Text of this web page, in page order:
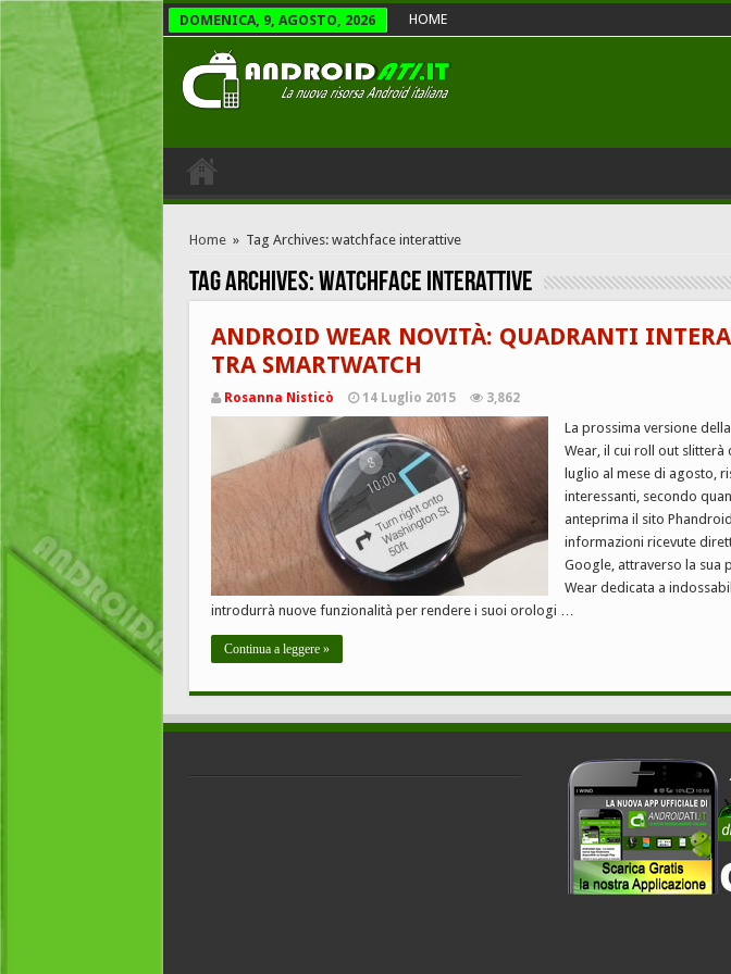
DOMENICA, 9, AGOSTO, 2026 HOME
Home » Tag Archives: watchface interattive
Tag Archives:watchface interattive
ANDROID WEAR NOVITÀ: QUADRANTI
TRA SMARTWATCH
Rosanna Nisticò 14 Luglio 2015 3,862
La prossima versione
Wear, il cui roll out slitterà
luglio al mese di agosto,
interessanti, secondo
anteprima il sito
informazioni ricevute
Google, attraverso la sua
Wear dedicata a
introdurrà nuove funzionalità per rendere i suoi orologi …
Continua a leggere »